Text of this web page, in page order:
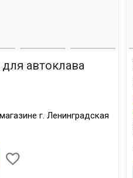
автоклава
г. Ленинградская